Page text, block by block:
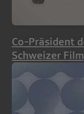
Co-Präsident
Schweizer